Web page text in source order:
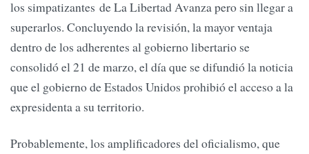
los simpatizantes de La Libertad Avanza pero sin llegar a
superarlos. Concluyendo la revisión, la mayor ventaja
dentro de los adherentes al gobierno libertario se
consolidó el 21 de marzo, el día que se difundió la noticia
que el gobierno de Estados Unidos prohibió el acceso a la
expresidenta a su territorio.
Probablemente, los amplificadores del oficialismo, que